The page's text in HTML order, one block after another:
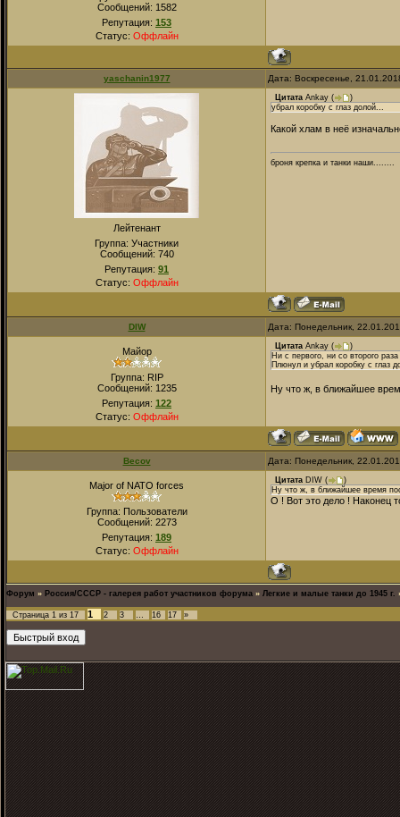
Сообщений: 1582
Репутация: 153
Статус: Оффлайн
yaschanin1977 Дата: Воскресенье,
Лейтенант
Группа: Участники
Сообщений: 740
Репутация: 91
Статус: Оффлайн
Цитата Ankay (
)
убрал коробку с глаз долой...
Какой хлам в неё
броня крепка и танки наши........
DIW Дата: Понедельник,
Майор
Группа: RIP
Сообщений: 1235
Репутация: 122
Статус: Оффлайн
Цитата Ankay (
)
Ни с первого, ни со второго
Плюнул и убрал коробку с глаз
Ну что ж, в ближайшее
Becov Дата: Понедельник,
Major of NATO forces
Группа: Пользователи
Сообщений: 2273
Репутация: 189
Статус: Оффлайн
Цитата DIW (
)
Ну что ж, в ближайшее время
О ! Вот это дело ! Наконец
Форум » Россия/СССР - галерея работ участников форума » Легкие и малые танки до 1945 г.
Страница 1 из 17 1 2 3 … 16 17 »